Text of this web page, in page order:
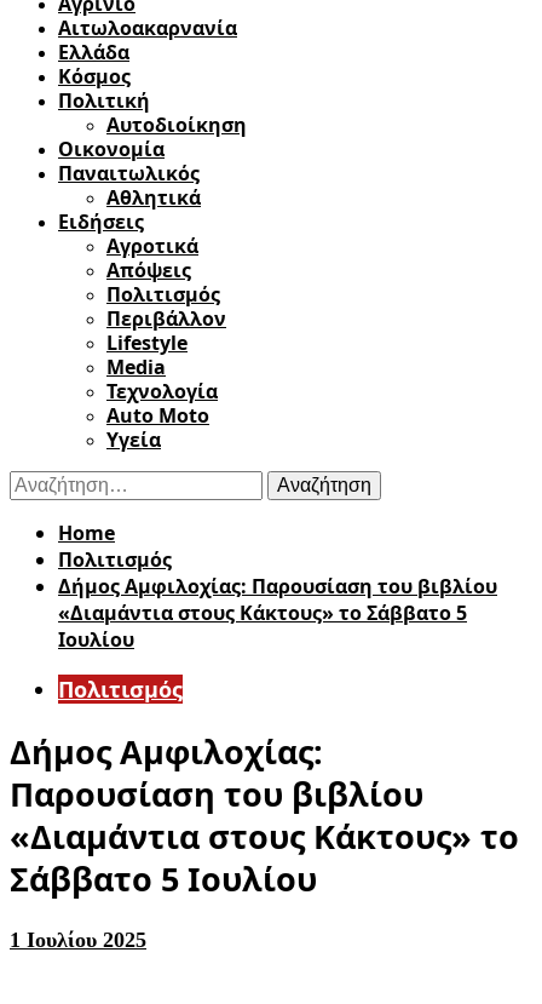
Αιτωλοακαρνανία
Ελλάδα
Κόσμος
Πολιτική
Αυτοδιοίκηση
Οικονομία
Παναιτωλικός
Αθλητικά
Ειδήσεις
Αγροτικά
Απόψεις
Πολιτισμός
Περιβάλλον
Lifestyle
Media
Τεχνολογία
Auto Moto
Υγεία
Αναζήτηση
για:
Home
Πολιτισμός
Δήμος Αμφιλοχίας: Παρουσίαση του βιβλίου
«Διαμάντια στους Κάκτους» το Σάββατο 5
Ιουλίου
Πολιτισμός
Δήμος Αμφιλοχίας:
Παρουσίαση του βιβλίου
«Διαμάντια στους Κάκτους» το
Σάββατο 5 Ιουλίου
1 Ιουλίου 2025